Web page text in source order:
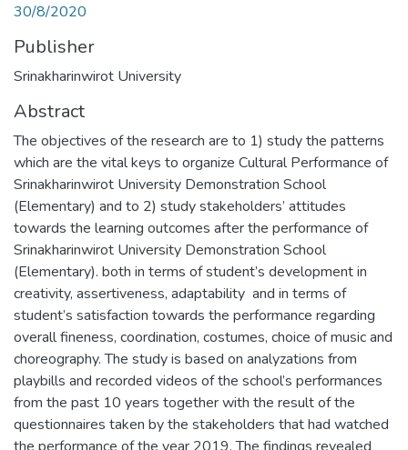
30/8/2020
Publisher
Srinakharinwirot University
Abstract
The objectives of the research are to 1) study the patterns
which are the vital keys to organize Cultural Performance of
Srinakharinwirot University Demonstration School
(Elementary) and to 2) study stakeholders’ attitudes
towards the learning outcomes after the performance of
Srinakharinwirot University Demonstration School
(Elementary). both in terms of student’s development in
creativity, assertiveness, adaptability and in terms of
student’s satisfaction towards the performance regarding
overall fineness, coordination, costumes, choice of music and
choreography. The study is based on analyzations from
playbills and recorded videos of the school’s performances
from the past 10 years together with the result of the
questionnaires taken by the stakeholders that had watched